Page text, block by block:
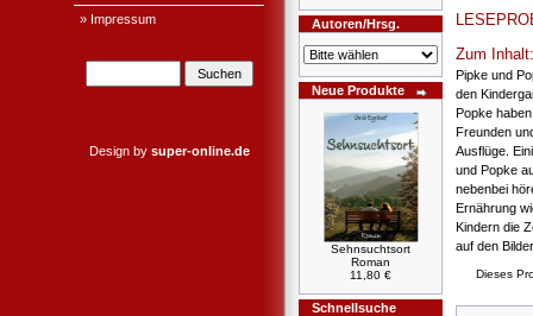
» Impressum
Design by super-online.de
Autoren/Hrsg.
Neue Produkte
Sehnsuchtsort
Roman
11,80 €
Schnellsuche
Zum Inhalt:
Pipke und
den
Popke
Freunden
Ausflüge.
und Popke
nebenbei
Ernährung
Kindern die
auf den
Dieses